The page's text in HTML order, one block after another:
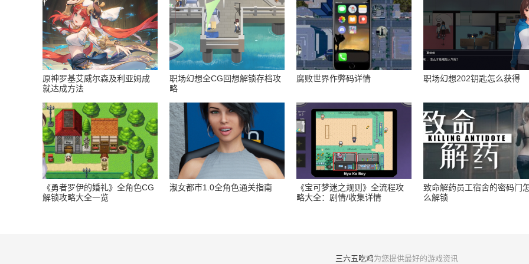
原神罗基艾威尔森及利亚姆成
就达成方法
职场幻想全CG回想解锁存档攻
略
腐败世界作弊码详情 职场幻想202钥匙怎么获得
《勇者罗伊的婚礼》全角色CG
解锁攻略大全一览
淑女都市1.0全角色通关指南
《宝可梦迷之规则》全流程攻
略大全：剧情/收集详情
致命解药员工宿舍的密码门
么解锁
三六五吃鸡为您提供最好的游戏资讯